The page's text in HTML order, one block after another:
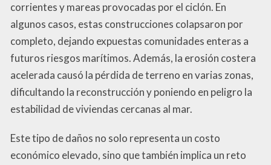
corrientes y mareas provocadas por el ciclón. En
algunos casos, estas construcciones colapsaron por
completo, dejando expuestas comunidades enteras a
futuros riesgos marítimos. Además, la erosión costera
acelerada causó la pérdida de terreno en varias zonas,
dificultando la reconstrucción y poniendo en peligro la
estabilidad de viviendas cercanas al mar.
Este tipo de daños no solo representa un costo
económico elevado, sino que también implica un reto